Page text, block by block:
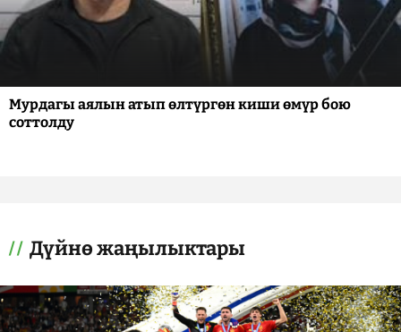
Мурдагы аялын атып өлтүргөн киши өмүр бою
соттолду
Дүйнө жаңылыктары